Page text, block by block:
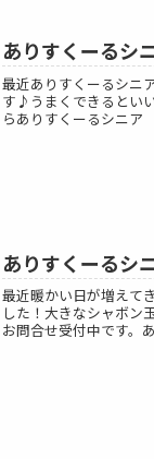
ありすくーるシ
最近ありすくーるシニ
す♪うまくできるとい
らありすくーるシニ
ありすくーる
最近暖かい日が増えて
した！大きなシャボン
お問合せ受付中です。